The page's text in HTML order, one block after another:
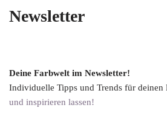
Newsletter
Deine Farbwelt im Newsletter!
Individuelle Tipps und Trends für deinen
und inspirieren lassen!